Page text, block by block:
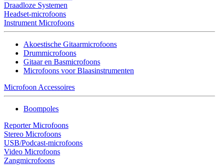
Draadloze Systemen
Headset-microfoons
Instrument Microfoons
Akoestische Gitaarmicrofoons
Drummicrofoons
Gitaar en Basmicrofoons
Microfoons voor Blaasinstrumenten
Microfoon Accessoires
Boompoles
Reporter Microfoons
Stereo Microfoons
USB/Podcast-microfoons
Video Microfoons
Zangmicrofoons